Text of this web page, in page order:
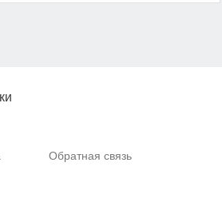
Обратная связь